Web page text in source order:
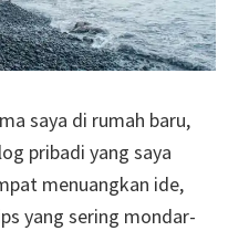
saya di rumah baru,
pribadi yang saya
menuangkan ide,
yang sering mondar-